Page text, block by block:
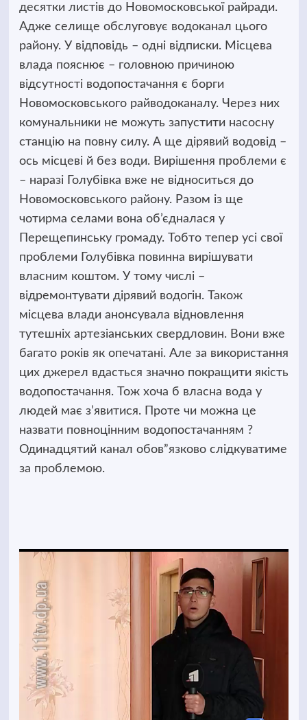
десятки листів до Новомосковської райради.
Адже селище обслуговує водоканал цього
району. У відповідь – одні відписки. Місцева
влада пояснює – головною причиною
відсутності водопостачання є борги
Новомосковського райводоканалу. Через них
комунальники не можуть запустити насосну
станцію на повну силу. А ще дірявий водовід –
ось місцеві й без води. Вирішення проблеми є
– наразі Голубівка вже не відноситься до
Новомосковського району. Разом із ще
чотирма селами вона об’єдналася у
Перещепинську громаду. Тобто тепер усі свої
проблеми Голубівка повинна вирішувати
власним коштом. У тому числі –
відремонтувати дірявий водогін. Також
місцева влади анонсувала відновлення
тутешніх артезіанських свердловин. Вони вже
багато років як опечатані. Але за використання
цих джерел вдасться значно покращити якість
водопостачання. Тож хоча б власна вода у
людей має з’явитися. Проте чи можна це
назвати повноцінним водопостачанням ?
Одинадцятий канал обов”язково слідкуватиме
за проблемою.